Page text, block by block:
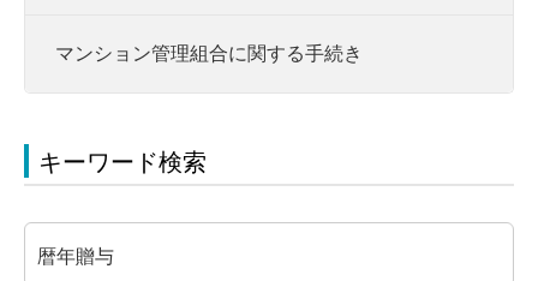
マンション管理組合に関する手続き
キーワード検索